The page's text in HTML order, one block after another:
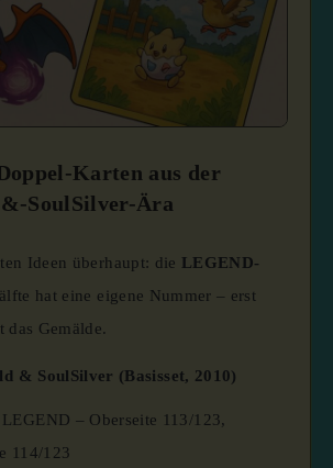
Karten aus der
SoulSilver-Ära
Ideen überhaupt: die LEGEND-
hat eine eigene Nummer – erst
das Gemälde.
& SoulSilver (Basisset, 2010)
– Oberseite 113/123,
114/123